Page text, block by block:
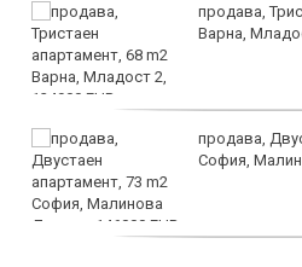
продава,
Варна,
продава,
София,